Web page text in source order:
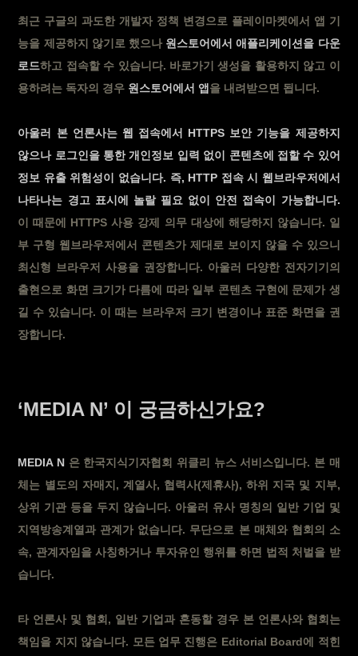
최근 구글의 과도한 개발자 정책 변경으로 플레이마켓에서 앱 기
능을 제공하지 않기로 했으나 원스토어에서 애플리케이션을 다운
로드하고 접속할 수 있습니다. 바로가기 생성을 활용하지 않고 이
용하려는 독자의 경우 원스토어에서 앱 을 내려받으면 됩니다.
아울러 본 언론사는 웹 접속에서 HTTPS 보안 기능을 제공하지
않으나 로그인을 통한 개인정보 입력 없이 콘텐츠에 접할 수 있어
정보 유출 위험성이 없습니다. 즉, HTTP 접속 시 웹브라우저에서
나타나는 경고 표시에 놀랄 필요 없이 안전 접속이 가능합니다.
이 때문에 HTTPS 사용 강제 의무 대상에 해당하지 않습니다. 일
부 구형 웹브라우저에서 콘텐츠가 제대로 보이지 않을 수 있으니
최신형 브라우저 사용을 권장합니다. 아울러 다양한 전자기기의
출현으로 화면 크기가 다름에 따라 일부 콘텐츠 구현에 문제가 생
길 수 있습니다. 이 때는 브라우저 크기 변경이나 표준 화면을 권
장합니다.
‘MEDIA N’ 이 궁금하신가요?
MEDIA N 은 한국지식기자협회 위클리 뉴스 서비스입니다. 본 매
체는 별도의 자매지, 계열사, 협력사(제휴사), 하위 지국 및 지부,
상위 기관 등을 두지 않습니다. 아울러 유사 명칭의 일반 기업 및
지역방송계열과 관계가 없습니다. 무단으로 본 매체와 협회의 소
속, 관계자임을 사칭하거나 투자유인 행위를 하면 법적 처벌을 받
습니다.
타 언론사 및 협회, 일반 기업과 혼동할 경우 본 언론사와 협회는
책임을 지지 않습니다. 모든 업무 진행은 Editorial Board에 적힌